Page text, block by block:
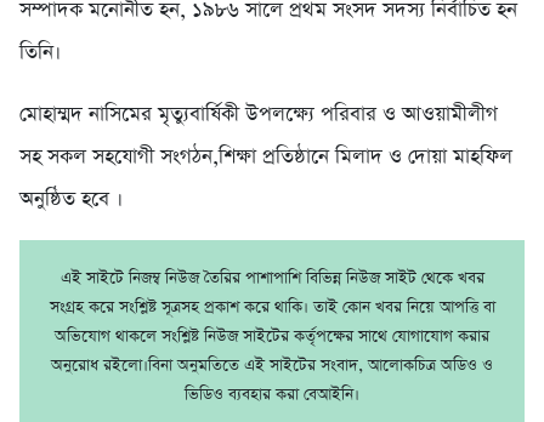
সম্পাদক মনোনীত হন, ১৯৮৬ সালে প্রথম সংসদ সদস্য নির্বাচিত হন
তিনি।
মোহাম্মদ নাসিমের মৃত্যুবার্ষিকী উপলক্ষ্যে পরিবার ও আওয়ামীলীগ
সহ সকল সহযোগী সংগঠন,শিক্ষা প্রতিষ্ঠানে মিলাদ ও দোয়া মাহফিল
অনুষ্ঠিত হবে ।
এই সাইটে নিজম্ব নিউজ তৈরির পাশাপাশি বিভিন্ন নিউজ সাইট থেকে খবর
সংগ্রহ করে সংশ্লিষ্ট সূত্রসহ প্রকাশ করে থাকি। তাই কোন খবর নিয়ে আপত্তি বা
অভিযোগ থাকলে সংশ্লিষ্ট নিউজ সাইটের কর্তৃপক্ষের সাথে যোগাযোগ করার
অনুরোধ রইলো।বিনা অনুমতিতে এই সাইটের সংবাদ, আলোকচিত্র অডিও ও
ভিডিও ব্যবহার করা বেআইনি।